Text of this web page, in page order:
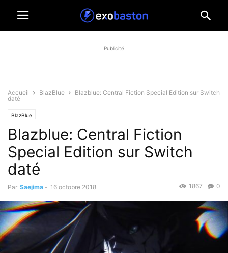
Publicité
Accueil BlazBlue
Blazblue: Central Fiction Special Edition sur Switch
daté
BlazBlue
Blazblue: Central Fiction
Special Edition sur Switch
daté
Par Saejima - 16 octobre 2018 0
1867